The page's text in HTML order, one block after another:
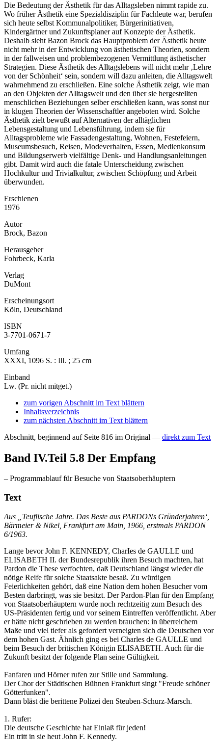
Die Bedeutung der Ästhetik für das Alltagsleben nimmt rapide zu.
Wo früher Ästhetik eine Spezialdisziplin für Fachleute war, berufen
sich heute selbst Kommunalpolitiker, Bürgerinitiativen,
Kindergärtner und Zukunftsplaner auf Konzepte der Ästhetik.
Deshalb sieht Bazon Brock das Hauptproblem der Ästhetik heute
nicht mehr in der Entwicklung von ästhetischen Theorien, sondern
in der fallweisen und problembezogenen Vermittlung ästhetischer
Strategien. Diese Ästhetik des Alltagslebens will nicht mehr ‚Lehre
von der Schönheit‘ sein, sondern will dazu anleiten, die Alltagswelt
wahrnehmend zu erschließen. Eine solche Ästhetik zeigt, wie man
an den Objekten der Alltagswelt und den über sie hergestellten
menschlichen Beziehungen selber erschließen kann, was sonst nur
in klugen Theorien der Wissenschaftler angeboten wird. Solche
Ästhetik zielt bewußt auf Alternativen der alltäglichen
Lebensgestaltung und Lebensführung, indem sie für
Alltagsprobleme wie Fassadengestaltung, Wohnen, Festefeiern,
Museumsbesuch, Reisen, Modeverhalten, Essen, Medienkonsum
und Bildungserwerb vielfältige Denk- und Handlungsanleitungen
gibt. Damit wird auch die fatale Unterscheidung zwischen
Hochkultur und Trivialkultur, zwischen Schöpfung und Arbeit
überwunden.
Erschienen
1976
Autor
Brock, Bazon
Herausgeber
Fohrbeck, Karla
Verlag
DuMont
Erscheinungsort
Köln, Deutschland
ISBN
3-7701-0671-7
Umfang
XXXI, 1096 S. : Ill. ; 25 cm
Einband
Lw. (Pr. nicht mitget.)
zum vorigen Abschnitt im Text blättern
Inhaltsverzeichnis
zum nächsten Abschnitt im Text blättern
Abschnitt, beginnend auf Seite 816 im Original — direkt zum Text
Band IV.Teil 5.8 Der Empfang
– Programmablauf für Besuche von Staatsoberhäuptern
Text
Aus „Teuflische Jahre. Das Beste aus PARDONs Gründerjahren‘,
Bärmeier & Nikel, Frankfurt am Main, 1966, erstmals PARDON
6/1963.
Lange bevor John F. KENNEDY, CharIes de GAULLE und
ELISABETH II. der Bundesrepublik ihren Besuch machten, hat
Pardon die These verfochten, daß Deutschland längst wieder die
nötige Reife für solche Staatsakte besaß. Zu würdigen
Feierlichkeiten gehört, daß eine Nation dem hohen Besucher vom
Besten darbringt, was sie besitzt. Der Pardon-Plan für den Empfang
von Staatsoberhäuptern wurde noch rechtzeitig zum Besuch des
US-Präsidenten fertig und vor seinem Eintreffen veröffentlicht. Aber
er hätte nicht geschrieben zu werden brauchen: in überreichem
Maße und viel tiefer als gefordert verneigten sich die Deutschen vor
dem hohen Gast. Ähnlich ging es bei Charles de GAULLE und
beim Besuch der britischen Königin ELISABETH. Auch für die
Zukunft besitzt der folgende Plan seine Gültigkeit.
Fanfaren und Hörner rufen zur Stille und Sammlung.
Der Chor der Städtischen Bühnen Frankfurt singt "Freude schöner
Götterfunken".
Dann bläst die berittene Polizei den Steuben-Schurz-Marsch.
1. Rufer:
Die deutsche Geschichte hat Einlaß für jeden!
Ein tritt in sie heut John F. Kennedy.